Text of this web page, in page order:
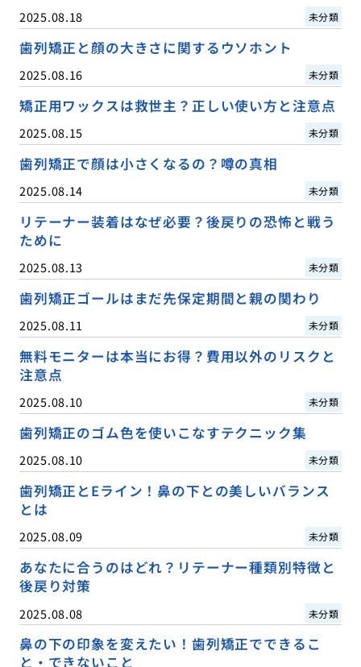
2025.08.18 未分類
歯列矯正と顔の大きさに関するウソホント
2025.08.16 未分類
矯正用ワックスは救世主？正しい使い方と注意点
2025.08.15 未分類
歯列矯正で顔は小さくなるの？噂の真相
2025.08.14 未分類
リテーナー装着はなぜ必要？後戻りの恐怖と戦う
ために
2025.08.13 未分類
歯列矯正ゴールはまだ先保定期間と親の関わり
2025.08.11 未分類
無料モニターは本当にお得？費用以外のリスクと
注意点
2025.08.10 未分類
歯列矯正のゴム色を使いこなすテクニック集
2025.08.10 未分類
歯列矯正とEライン！鼻の下との美しいバランス
とは
2025.08.09 未分類
あなたに合うのはどれ？リテーナー種類別特徴と
後戻り対策
2025.08.08 未分類
鼻の下の印象を変えたい！歯列矯正でできるこ
と・できないこと